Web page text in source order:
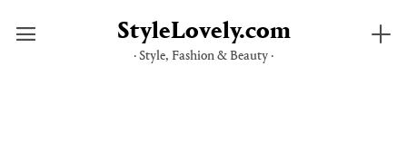
StyleLovely.com
· Style, Fashion & Beauty ·